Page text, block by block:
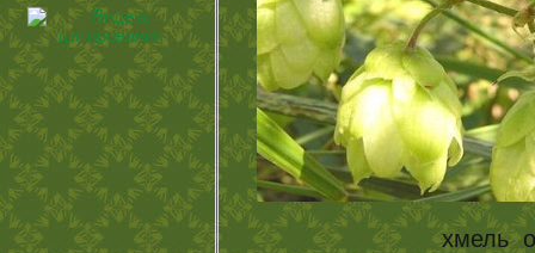
хмель